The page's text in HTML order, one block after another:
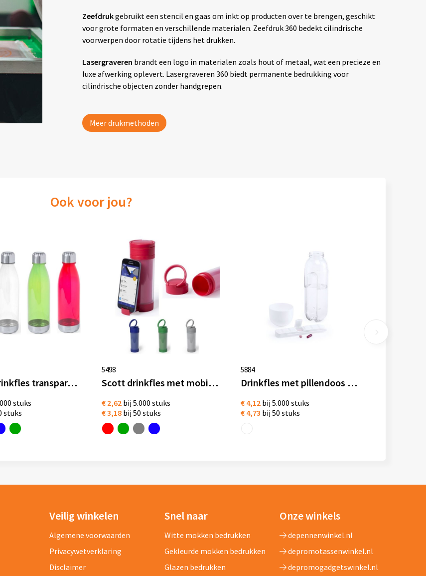
Zeefdrukgebruikt een stencil en gaas om inkt op producten over te brengen, geschikt
voor grote formaten en verschillende materialen. Zeefdruk 360 bedekt cilindrische
voorwerpen door rotatie tijdens het drukken.
Lasergraveren brandt een logo in materialen zoals hout of metaal, wat een precieze en
luxe afwerking oplevert. Lasergraveren 360 biedt permanente bedrukking voor
cilindrische objecten zonder handgrepen.
Meer drukmethoden
Ook voor jou?
Kahler drinkfles transparant rvs 700 ml
stuks
stuks
5498
Scott drinkfles met mobiele telefoonhouder PP 390 ml
€ 2,62 bij 5.000 stuks
€ 3,18 bij 50 stuks
5884
Drinkfles met pillendoos tritan 730 ml
€ 4,12 bij 5.000 stuks
€ 4,73 bij 50 stuks
Veilig winkelen
Algemene voorwaarden
Privacywetverklaring
Disclaimer
Snel naar
Witte mokken bedrukken
Gekleurde mokken bedrukken
Glazen bedrukken
Onze winkels
depennenwinkel.nl
depromotassenwinkel.nl
depromogadgetswinkel.nl